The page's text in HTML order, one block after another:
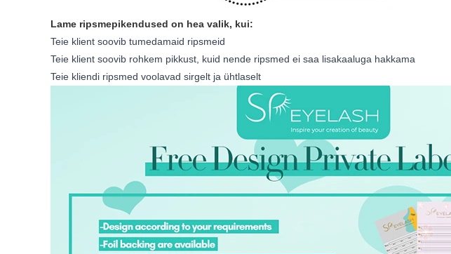
Lame ripsmepikendused on hea valik, kui:
Teie klient soovib tumedamaid ripsmeid
Teie klient soovib rohkem pikkust, kuid nende ripsmed ei saa lisakaaluga hakkama
Teie kliendi ripsmed voolavad sirgelt ja ühtlaselt